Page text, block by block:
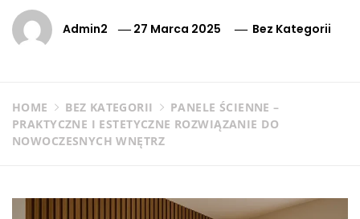
Admin2 27 Marca 2025 Bez Kategorii
HOME BEZ KATEGORII
PANELE ŚCIENNE –
PRAKTYCZNE I ESTETYCZNE ROZWIĄZANIE DO
NOWOCZESNYCH WNĘTRZ